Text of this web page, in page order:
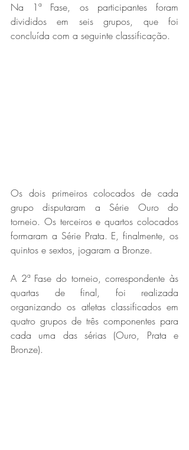
Na 1ª Fase, os participantes foram
divididos em seis grupos, que foi
concluída com a seguinte classificação.
Os dois primeiros colocados de cada
grupo disputaram a Série Ouro do
torneio. Os terceiros e quartos colocados
formaram a Série Prata. E, finalmente, os
quintos e sextos, jogaram a Bronze.
A 2ª Fase do torneio, correspondente às
quartas de final, foi realizada
organizando os atletas classificados em
quatro grupos de três componentes para
cada uma das sérias (Ouro, Prata e
Bronze).